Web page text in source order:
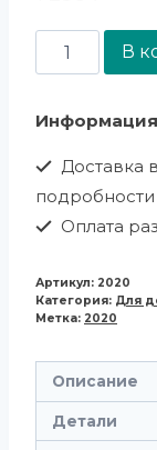
В
Доставка
подробности
Оплата
Артикул: 2020
Категория: Для
Метка: 2020
Описание
Детали